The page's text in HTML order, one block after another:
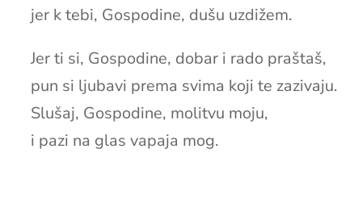
jer k tebi, Gospodine, dušu uzdižem.
Jer ti si, Gospodine, dobar i rado praštaš,
pun si ljubavi prema svima koji te zazivaju.
Slušaj, Gospodine, molitvu moju,
i pazi na glas vapaja mog.